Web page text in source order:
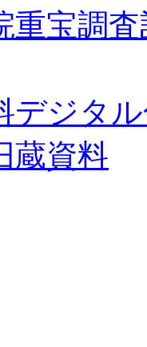
重宝調
デジタ
蔵資料